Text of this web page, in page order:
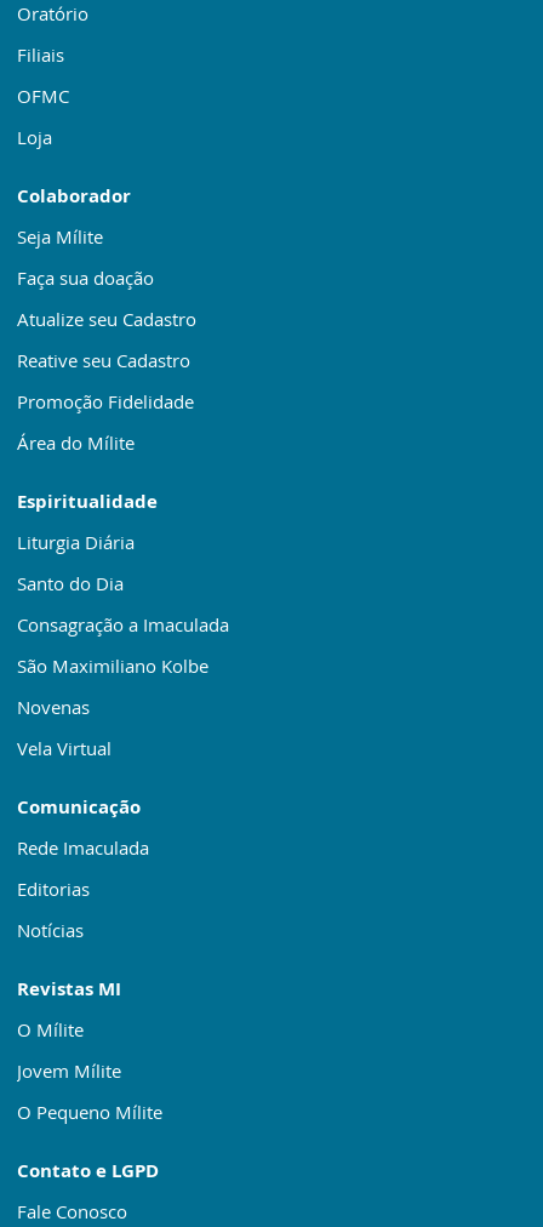
Oratório
Filiais
OFMC
Loja
Colaborador
Seja Mílite
Faça sua doação
Atualize seu Cadastro
Reative seu Cadastro
Promoção Fidelidade
Área do Mílite
Espiritualidade
Liturgia Diária
Santo do Dia
Consagração a Imaculada
São Maximiliano Kolbe
Novenas
Vela Virtual
Comunicação
Rede Imaculada
Editorias
Notícias
Revistas MI
O Mílite
Jovem Mílite
O Pequeno Mílite
Contato e LGPD
Fale Conosco